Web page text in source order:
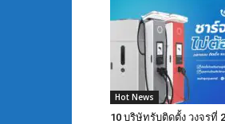
Hot News
10 บริษัทรับติดตั้ง วงจรที่